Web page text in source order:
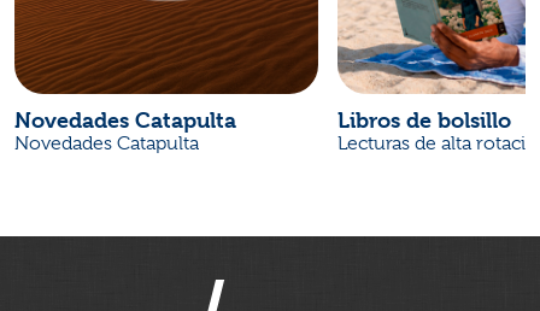
Novedades Catapulta
Novedades Catapulta
Libros de bolsillo
Lecturas de alta